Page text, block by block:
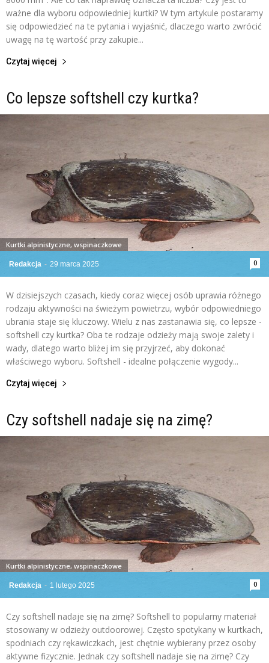
ważne dla wyboru odpowiedniej kurtki? W tym artykule postaramy
się odpowiedzieć na te pytania i wyjaśnić, dlaczego warto zwrócić
uwagę na tę wartość przy zakupie...
Czytaj więcej
Co lepsze softshell czy kurtka?
Redakcja - 29 marca 2025 0
Kurtki alpinistyczne, wspinaczkowe
W dzisiejszych czasach, kiedy coraz więcej osób uprawia różnego
rodzaju aktywności na świeżym powietrzu, wybór odpowiedniego
ubrania staje się kluczowy. Wielu z nas zastanawia się, co lepsze -
softshell czy kurtka? Oba te rodzaje odzieży mają swoje zalety i
wady, dlatego warto bliżej im się przyjrzeć, aby dokonać
właściwego wyboru. Softshell - idealne połączenie wygody...
Czytaj więcej
Czy softshell nadaje się na zimę?
Redakcja - 1 lutego 2025 0
Kurtki alpinistyczne, wspinaczkowe
Czy softshell nadaje się na zimę? Softshell to popularny materiał
stosowany w odzieży outdoorowej. Często spotykany w kurtkach,
spodniach czy rękawiczkach, jest chętnie wybierany przez osoby
aktywne fizycznie. Jednak czy softshell nadaje się na zimę? Czy